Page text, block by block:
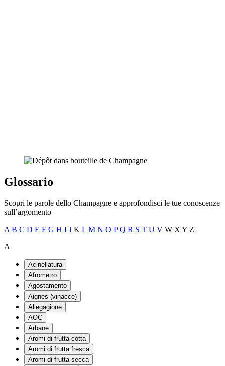
Glossario
Scopri le parole dello Champagne e approfondisci le tue conoscenze
sull’argomento
A B C D E F G H I J K L M N O PQ R S T U V W X Y Z
A
Acinellatura
Afrometro
Agostamento
Aignes (vinacce)
Allegagione
AOC
Arbane
Aromi di frutta cotta
Aromi di frutta fresca
Aromi di frutta secca